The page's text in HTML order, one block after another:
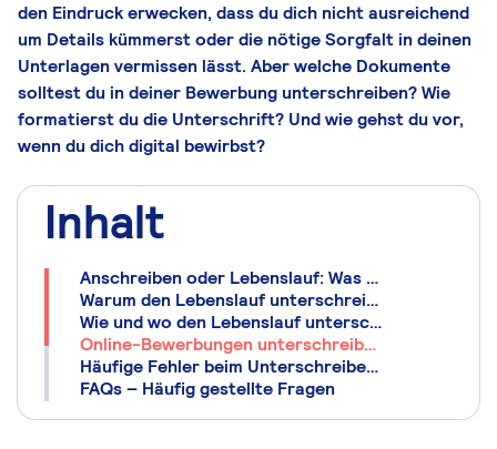
den Eindruck erwecken, dass du dich nicht ausreichend
um Details kümmerst oder die nötige Sorgfalt in deinen
Unterlagen vermissen lässt. Aber welche Dokumente
solltest du in deiner Bewerbung unterschreiben? Wie
formatierst du die Unterschrift? Und wie gehst du vor,
wenn du dich digital bewirbst?
Inhalt
Anschreiben oder Lebenslauf: Was sollte in einer Bewerbung unterschrieben werden?
Warum den Lebenslauf unterschreiben?
Wie und wo den Lebenslauf unterschreiben?
Online-Bewerbungen unterschreiben
Häufige Fehler beim Unterschreiben des Lebenslaufs
FAQs – Häufig gestellte Fragen